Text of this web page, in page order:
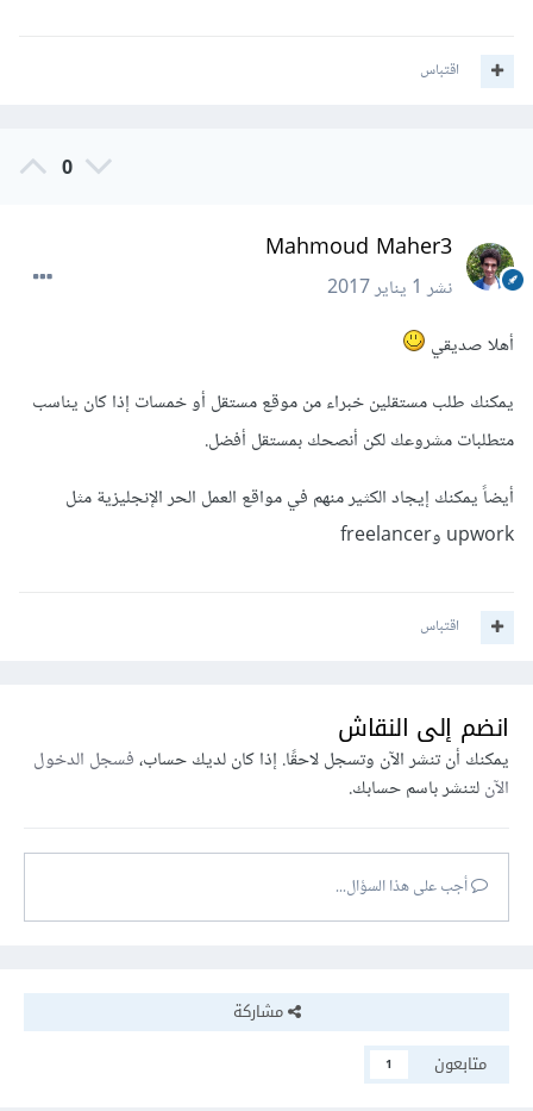
اقتباس
0
Mahmoud Maher3
نشر1 يناير 2017
أهلا صديقي
يمكنك طلب مستقلين خبراء من موقع مستقل أو خمسات إذا كان يناسب
متطلبات مشروعك لكن أنصحك بمستقل أفضل.
أيضاً يمكنك إيجاد الكثير منهم في مواقع العمل الحر الإنجليزية مثل
upwork وfreelancer
اقتباس
انضم إلى النقاش
يمكنك أن تنشر الآن وتسجل لاحقًا. إذا كان لديك حساب،فسجل الدخول
الآنلتنشر باسم حسابك.
أجب على هذا السؤال...
مشاركة
متابعون
1